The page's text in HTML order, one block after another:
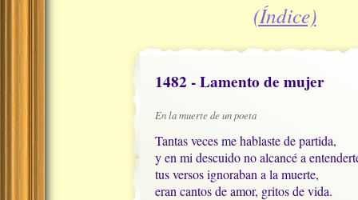
(Índice)
1482 - Lamento de mujer
En la muerte de un poeta
Tantas veces me hablaste de partida,
y en mi descuido no alcancé a
tus versos ignoraban a la muerte,
eran cantos de amor, gritos de vida.